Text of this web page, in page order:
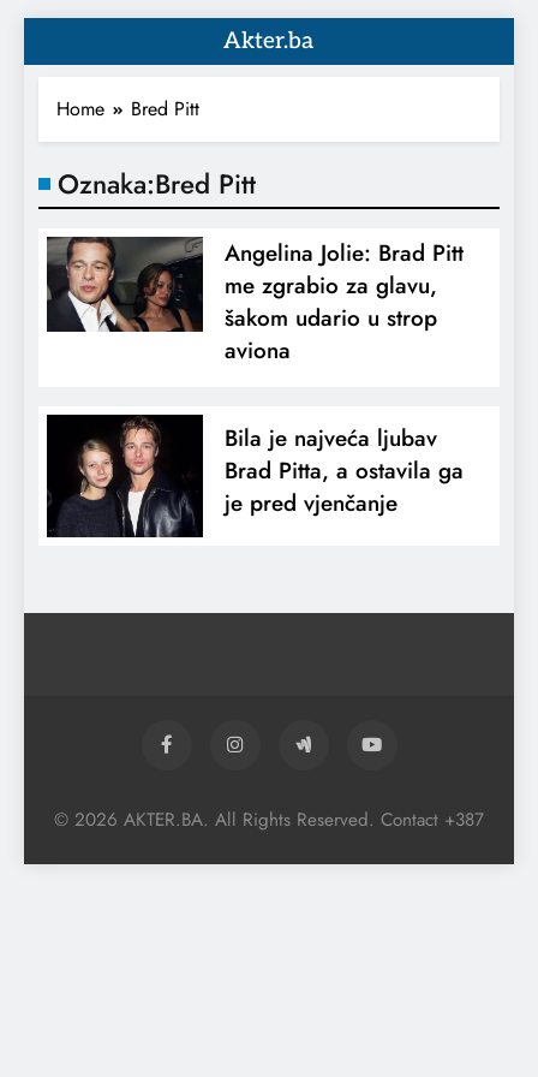
Akter.ba
Home Bred Pitt
Oznaka:Bred Pitt
Angelina Jolie: Brad Pitt
me zgrabio za glavu,
šakom udario u strop
aviona
Bila je najveća ljubav
Brad Pitta, a ostavila ga
je pred vjenčanje
© 2026 AKTER.BA. All Rights Reserved. Contact +387